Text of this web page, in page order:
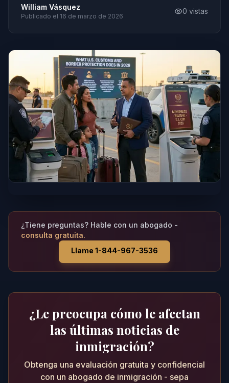
William Vásquez
Publicado el 16 de marzo de 2026
0 vistas
¿Tiene preguntas? Hable con un abogado -
consulta gratuita.
Llame 1-844-967-3536
¿Le preocupa cómo le afectan
las últimas noticias de
inmigración?
Obtenga una evaluación gratuita y confidencial
con un abogado de inmigración - sepa